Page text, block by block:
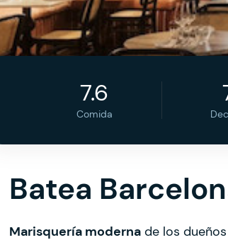
7.6
Comida
Batea
Marisquería moderna de los